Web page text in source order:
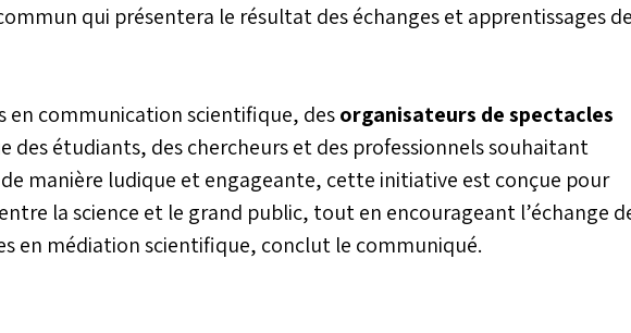
qui présentera le résultat des échanges et apprentissages
en communication scientifique, desorganisateurs de spectacles
des étudiants, des chercheurs et des professionnels souhaitant
manière ludique et engageante, cette initiative est conçue pour
la science et le grand public, tout en encourageant l’échange
en médiation scientifique, conclut le communiqué.